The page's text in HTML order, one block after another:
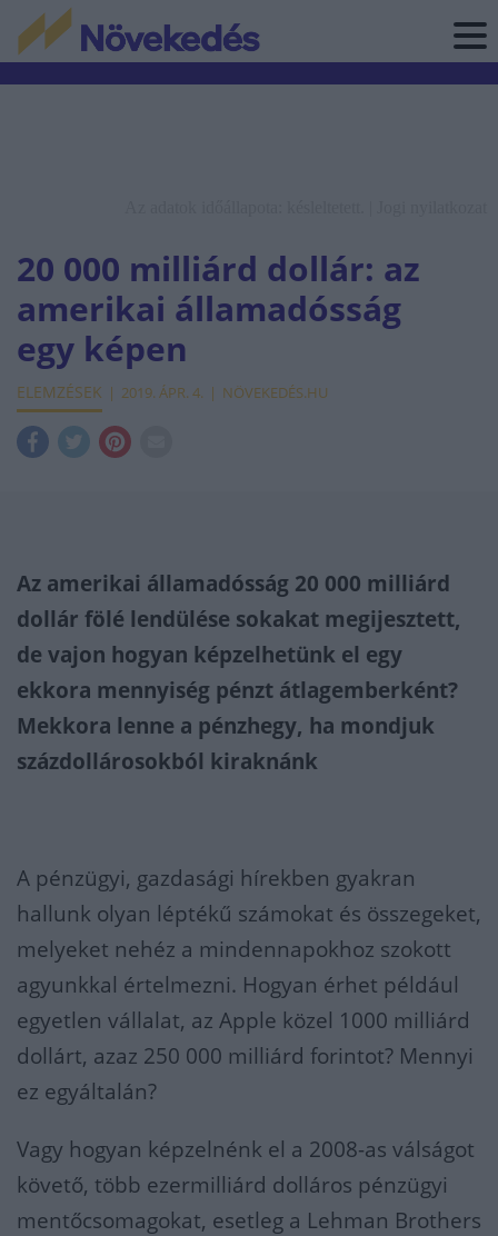
20 000 milliárd dollár: az
amerikai államadósság
egy képen
ELEMZÉSEK 2019. ÁPR. 4. NÖVEKEDÉS.HU
Az amerikai államadósság 20 000 milliárd
dollár fölé lendülése sokakat megijesztett,
de vajon hogyan képzelhetünk el egy
ekkora mennyiség pénzt átlagemberként?
Mekkora lenne a pénzhegy, ha mondjuk
százdollárosokból kiraknánk
A pénzügyi, gazdasági hírekben gyakran
hallunk olyan léptékű számokat és összegeket,
melyeket nehéz a mindennapokhoz szokott
agyunkkal értelmezni. Hogyan érhet például
egyetlen vállalat, az Apple közel 1000 milliárd
dollárt, azaz 250 000 milliárd forintot? Mennyi
ez egyáltalán?
Vagy hogyan képzelnénk el a 2008-as válságot
követő, több ezermilliárd dolláros pénzügyi
mentőcsomagokat, esetleg a Lehman Brothers